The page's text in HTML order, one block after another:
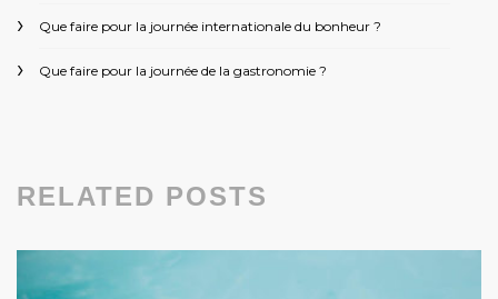
Que faire pour la journée internationale du bonheur ?
Que faire pour la journée de la gastronomie ?
RELATED POSTS